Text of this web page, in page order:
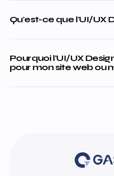
Qu'est-ce que l'UI/UX
Pourquoi l'UI/UX
pour mon site web ou